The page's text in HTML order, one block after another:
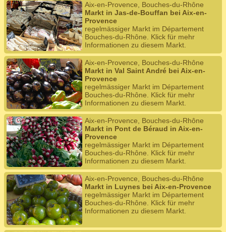
Aix-en-Provence, Bouches-du-Rhône
Markt in Jas-de-Bouffan bei Aix-en-
Provence
regelmässiger Markt im Département
Bouches-du-Rhône. Klick für mehr
Informationen zu diesem Markt.
Aix-en-Provence, Bouches-du-Rhône
Markt in Val Saint André bei Aix-en-
Provence
regelmässiger Markt im Département
Bouches-du-Rhône. Klick für mehr
Informationen zu diesem Markt.
Aix-en-Provence, Bouches-du-Rhône
Markt in Pont de Béraud in Aix-en-
Provence
regelmässiger Markt im Département
Bouches-du-Rhône. Klick für mehr
Informationen zu diesem Markt.
Aix-en-Provence, Bouches-du-Rhône
Markt in Luynes bei Aix-en-Provence
regelmässiger Markt im Département
Bouches-du-Rhône. Klick für mehr
Informationen zu diesem Markt.